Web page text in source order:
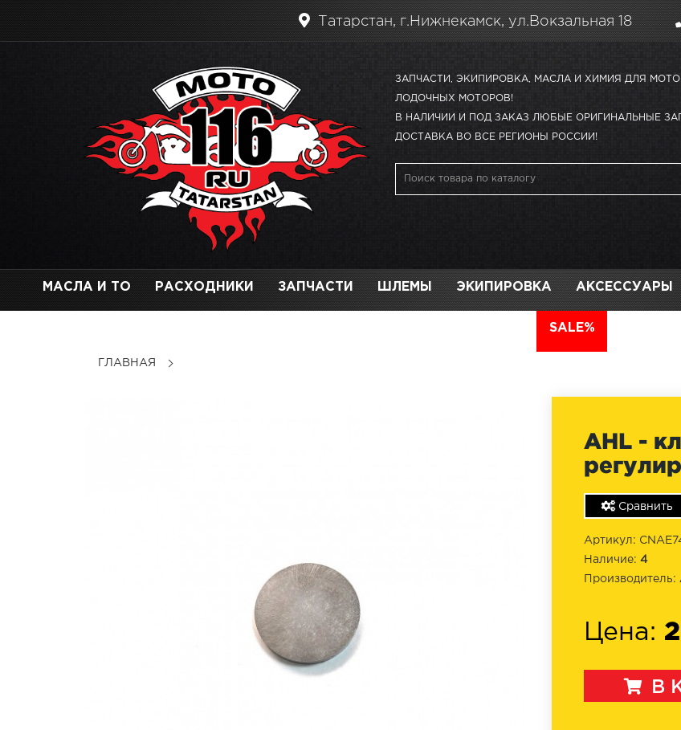
Татарстан, г.Нижнекамск, ул.Вокзальная 18
ЗАПЧАСТИ, ЭКИПИРОВКА, МАСЛА И ХИМИЯ ДЛЯ
ЛОДОЧНЫХ МОТОРОВ!
В НАЛИЧИИ И ПОД ЗАКАЗ ЛЮБЫЕ ОРИГИНАЛЬНЫЕ
ДОСТАВКА ВО ВСЕ РЕГИОНЫ РОССИИ!
МАСЛА И ТО РАСХОДНИКИ ЗАПЧАСТИ ШЛЕМЫ ЭКИПИРОВКА АКСЕССУАРЫ
SALE%
ГЛАВНАЯ
AHL -
Сравнить
Артикул:
Наличие: 4
Производитель:
Цена:
В